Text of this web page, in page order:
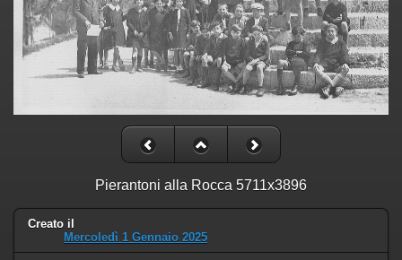
Pierantoni alla Rocca 5711x3896
Creato il
Mercoledì 1 Gennaio 2025